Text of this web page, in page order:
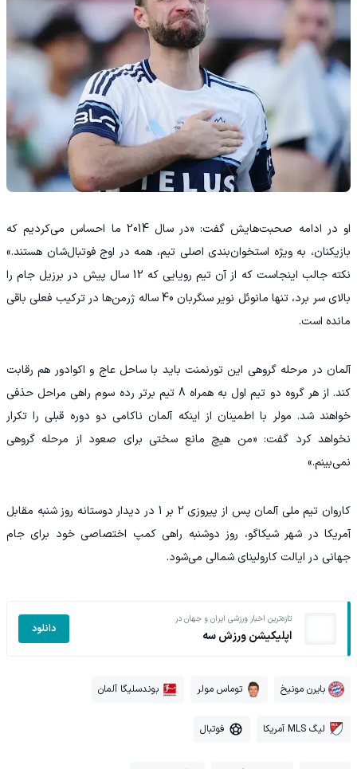
‫او در ادامه صحبت‌هایش گفت: «در سال 2014 ما احساس می‌کردیم که
بازیکنان، به ویژه استخوان‌بندی اصلی تیم، همه در اوج فوتبال‌شان هستند.»
نکته جالب اینجاست که از آن تیم رویایی که 12 سال پیش در برزیل جام را
بالای سر برد، تنها مانوئل نویر سنگربان 40 ساله ژرمن‌ها در ترکیب فعلی باقی
مانده است.
‫آلمان در مرحله گروهی این تورنمنت باید با ساحل عاج و اکوادور هم رقابت
کند. از هر گروه دو تیم اول به همراه 8 تیم برتر رده سوم راهی مراحل حذفی
خواهند شد. مولر با اطمینان از اینکه آلمان ناکامی دو دوره قبلی را تکرار
نخواهد کرد گفت: «من هیچ مانع سختی برای صعود از مرحله گروهی
نمی‌بینم.»
‫کاروان تیم ملی آلمان پس از پیروزی 2 بر 1 در دیدار دوستانه روز شنبه مقابل
آمریکا در شهر شیکاگو، روز دوشنبه راهی کمپ اختصاصی خود برای جام
جهانی در ایالت کارولینای شمالی می‌شود.
تازه‌ترین اخبار ورزشی ایران و جهان در
اپلیکیشن ورزش سه دانلود
بایرن مونیخ توماس مولر بوندسلیگا آلمان
لیگ MLS آمریکا فوتبال